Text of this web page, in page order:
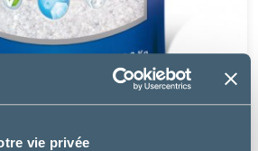
vie privée
Perlinette